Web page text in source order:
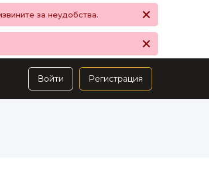
за неудобства.
Регистрация
Войти